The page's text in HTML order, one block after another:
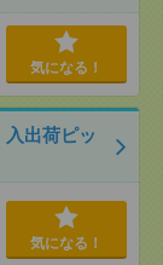
気になる！
出荷ピッ
気になる！